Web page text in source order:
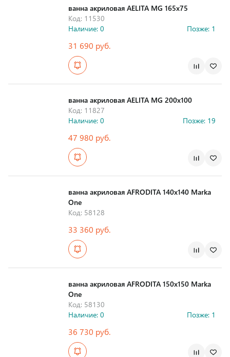
ванна акриловая AELITA MG 165х75
Код: 11530
Наличие: 0
Позже: 1
31 690 руб.
ванна акриловая AELITA MG 200х100
Код: 11827
Наличие: 0
Позже: 19
47 980 руб.
ванна акриловая AFRODITA 140х140 Marka
One
Код: 58128
33 360 руб.
ванна акриловая AFRODITA 150х150 Marka
One
Код: 58130
Наличие: 0
Позже: 1
36 730 руб.